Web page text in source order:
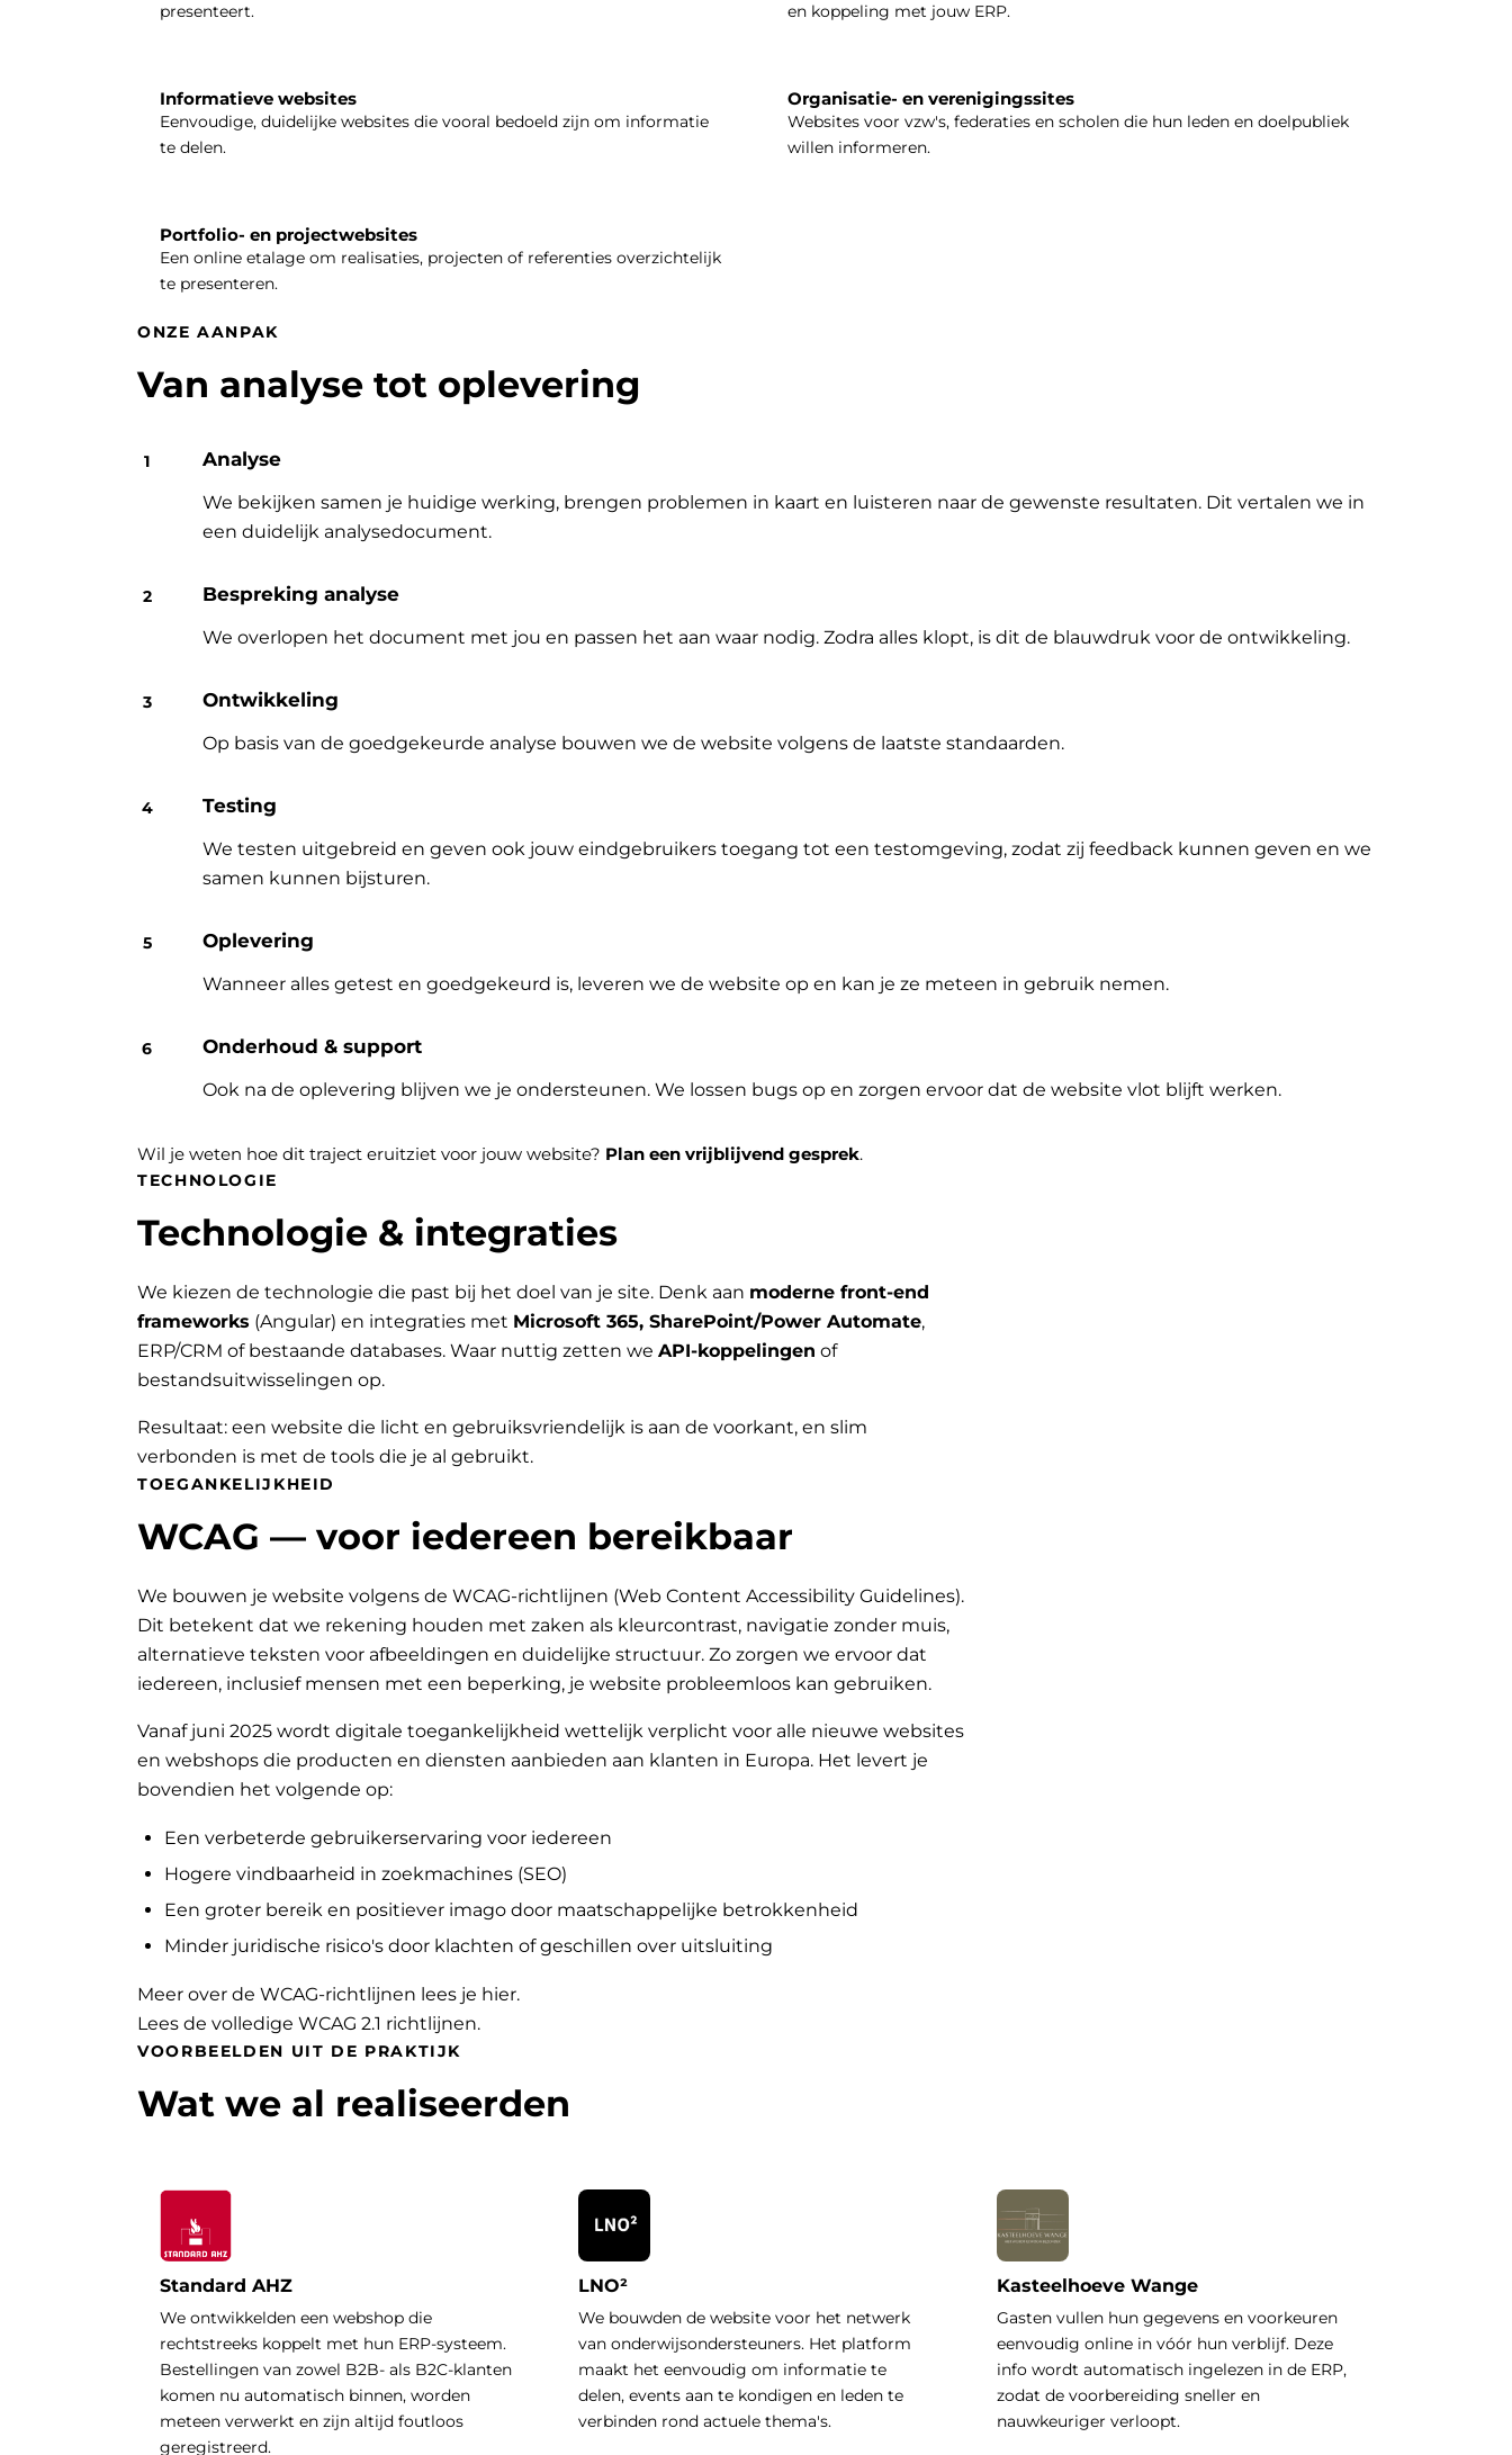
presenteert.
en koppeling met jouw ERP.
Informatieve websites
Eenvoudige, duidelijke websites die vooral bedoeld zijn om informatie
te delen.
Organisatie- en verenigingssites
Websites voor vzw's, federaties en scholen die hun leden en doelpubliek
willen informeren.
Portfolio- en projectwebsites
Een online etalage om realisaties, projecten of referenties overzichtelijk
te presenteren.
ONZE AANPAK
Van analyse tot oplevering
Analyse
We bekijken samen je huidige werking, brengen problemen in kaart en luisteren naar de gewenste resultaten. Dit vertalen we in
een duidelijk analysedocument.
Bespreking analyse
We overlopen het document met jou en passen het aan waar nodig. Zodra alles klopt, is dit de blauwdruk voor de ontwikkeling.
Ontwikkeling
Op basis van de goedgekeurde analyse bouwen we de website volgens de laatste standaarden.
Testing
We testen uitgebreid en geven ook jouw eindgebruikers toegang tot een testomgeving, zodat zij feedback kunnen geven en we
samen kunnen bijsturen.
Oplevering
Wanneer alles getest en goedgekeurd is, leveren we de website op en kan je ze meteen in gebruik nemen.
Onderhoud & support
Ook na de oplevering blijven we je ondersteunen. We lossen bugs op en zorgen ervoor dat de website vlot blijft werken.
Wil je weten hoe dit traject eruitziet voor jouw website? Plan een vrijblijvend gesprek.
TECHNOLOGIE
Technologie & integraties
We kiezen de technologie die past bij het doel van je site. Denk aan moderne front-end
frameworks (Angular) en integraties met Microsoft 365, SharePoint/Power Automate,
ERP/CRM of bestaande databases. Waar nuttig zetten we API-koppelingen of
bestandsuitwisselingen op.
Resultaat: een website die licht en gebruiksvriendelijk is aan de voorkant, en slim
verbonden is met de tools die je al gebruikt.
TOEGANKELIJKHEID
WCAG — voor iedereen bereikbaar
We bouwen je website volgens de WCAG-richtlijnen (Web Content Accessibility Guidelines).
Dit betekent dat we rekening houden met zaken als kleurcontrast, navigatie zonder muis,
alternatieve teksten voor afbeeldingen en duidelijke structuur. Zo zorgen we ervoor dat
iedereen, inclusief mensen met een beperking, je website probleemloos kan gebruiken.
Vanaf juni 2025 wordt digitale toegankelijkheid wettelijk verplicht voor alle nieuwe websites
en webshops die producten en diensten aanbieden aan klanten in Europa. Het levert je
bovendien het volgende op:
Een verbeterde gebruikerservaring voor iedereen
Hogere vindbaarheid in zoekmachines (SEO)
Een groter bereik en positiever imago door maatschappelijke betrokkenheid
Minder juridische risico's door klachten of geschillen over uitsluiting
Meer over de WCAG-richtlijnen lees je hier.
Lees de volledige WCAG 2.1 richtlijnen.
VOORBEELDEN UIT DE PRAKTIJK
Wat we al realiseerden
Standard AHZ
We ontwikkelden een webshop die
rechtstreeks koppelt met hun ERP-systeem.
Bestellingen van zowel B2B- als B2C-klanten
komen nu automatisch binnen, worden
meteen verwerkt en zijn altijd foutloos
geregistreerd.
LNO²
We bouwden de website voor het netwerk
van onderwijsondersteuners. Het platform
maakt het eenvoudig om informatie te
delen, events aan te kondigen en leden te
verbinden rond actuele thema's.
Kasteelhoeve Wange
Gasten vullen hun gegevens en voorkeuren
eenvoudig online in vóór hun verblijf. Deze
info wordt automatisch ingelezen in de ERP,
zodat de voorbereiding sneller en
nauwkeuriger verloopt.